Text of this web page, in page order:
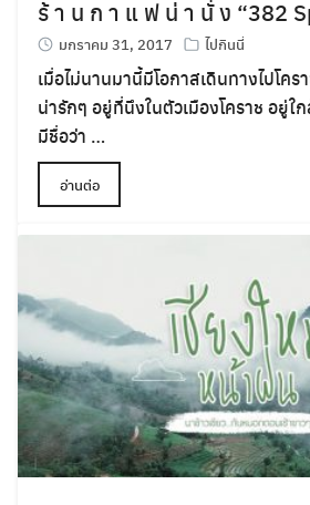
ร้ า น ก า แ ฟ น่ า นั่ ง “382
มกราคม 31, 2017 ไปกินนี่
เมื่อไม่นานมานี้มีโอกาสเดินทางไปโคร
น่ารักๆ อยู่ที่นึงในตัวเมืองโคราช อยู่ใ
มีชื่อว่า …
อ่านต่อ